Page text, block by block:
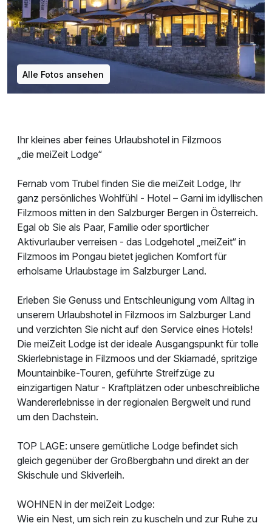
Alle Fotos ansehen
Ihr kleines aber feines Urlaubshotel in Filzmoos
„die meiZeit Lodge“
Fernab vom Trubel finden Sie die meiZeit Lodge, Ihr
ganz persönliches Wohlfühl - Hotel – Garni im idyllischen
Filzmoos mitten in den Salzburger Bergen in Österreich.
Egal ob Sie als Paar, Familie oder sportlicher
Aktivurlauber verreisen - das Lodgehotel „meiZeit“ in
Filzmoos im Pongau bietet jeglichen Komfort für
erholsame Urlaubstage im Salzburger Land.
Erleben Sie Genuss und Entschleunigung vom Alltag in
unserem Urlaubshotel in Filzmoos im Salzburger Land
und verzichten Sie nicht auf den Service eines Hotels!
Die meiZeit Lodge ist der ideale Ausgangspunkt für tolle
Skierlebnistage in Filzmoos und der Skiamadé, spritzige
Mountainbike-Touren, geführte Streifzüge zu
einzigartigen Natur - Kraftplätzen oder unbeschreibliche
Wandererlebnisse in der regionalen Bergwelt und rund
um den Dachstein.
TOP LAGE: unsere gemütliche Lodge befindet sich
gleich gegenüber der Großbergbahn und direkt an der
Skischule und Skiverleih.
WOHNEN in der meiZeit Lodge:
Wie ein Nest, um sich rein zu kuscheln und zur Ruhe zu